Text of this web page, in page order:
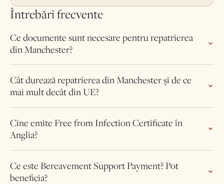
Întrebări frecvente
Ce documente sunt necesare pentru repatrierea
din Manchester?
Cât durează repatrierea din Manchester și de ce
mai mult decât din UE?
Cine emite Free from Infection Certificate în
Anglia?
Ce este Bereavement Support Payment? Pot
beneficia?